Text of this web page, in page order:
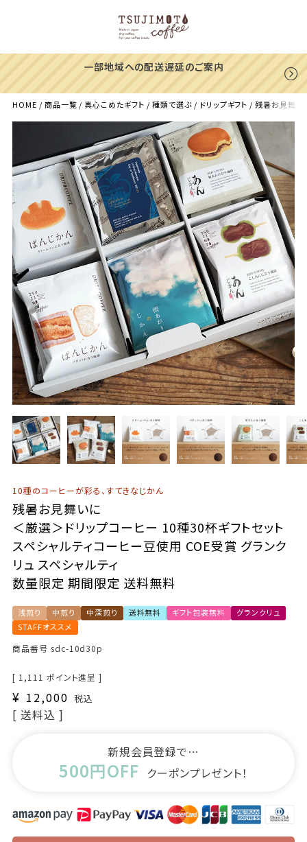
【39%OFF】ヨウソロー
HOME 商品一覧 真心こめたギフト 種類で選ぶ ドリップギフト 残暑お見舞い
10種のコーヒーが彩る、すてきなじかん
残暑お見舞いに
＜厳選＞ドリップコーヒー 10種30杯ギフトセット
スペシャルティコーヒー豆使用 COE受賞 グランク
リュ スペシャルティ
数量限定 期間限定 送料無料
浅煎り 中煎り 中深煎り 送料無料 ギフト包装無料
グランクリュ
STAFFオススメ
商品番号 sdc-10d30p
[ 1,111 ポイント進呈 ]
¥ 12,000 税込
送料込
新規会員登録で…
500円OFF クーポンプレゼント！